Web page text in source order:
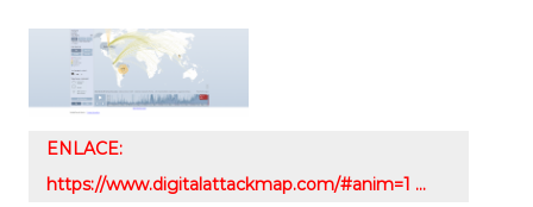
ENLACE:
https://www.digitalattackmap.com/#anim=1 …